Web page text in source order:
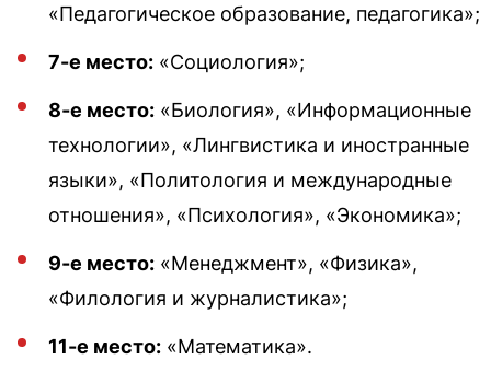
«Педагогическое образование, педагогика»;
7-е место: «Социология»;
8-е место: «Биология», «Информационные
технологии», «Лингвистика и иностранные
языки», «Политология и международные
отношения», «Психология», «Экономика»;
9-е место: «Менеджмент», «Физика»,
«Филология и журналистика»;
11-е место: «Математика».